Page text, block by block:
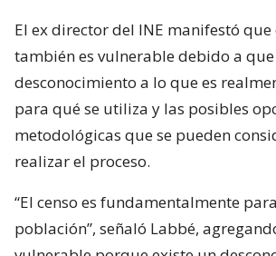
El ex director del INE manifestó que
también es vulnerable debido a
desconocimiento a lo que es
para qué se utiliza y las posibles
metodológicas que se pueden
realizar el proceso.
“El censo es fundamentalmente
población”, señaló Labbé,